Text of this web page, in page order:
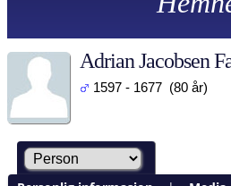
Adrian Jacobsen
1597 - 1677 (80 år)